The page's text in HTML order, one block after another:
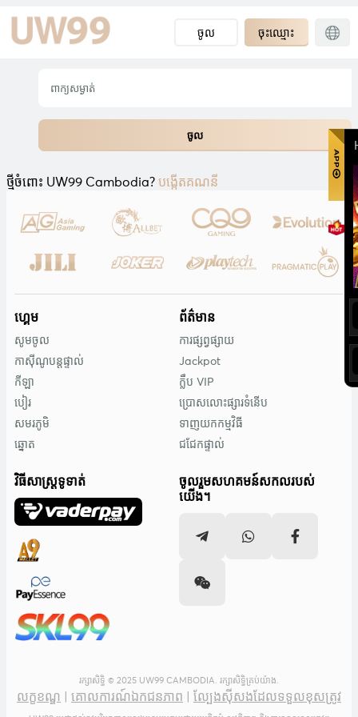
ចូល ចុះឈ្មោះ
ថ្មីចំពោះ UW99 Cambodia? បង្កើតគណនី
ហ្គេម
សូមចូល
កាស៊ីណូបន្តផ្ទាល់
កីឡា
បៀរ
សមរភូមិ
ឆ្នោត
ព័ត៌មាន
ការផ្សព្វផ្សាយ
Jackpot
ក្លឹប VIP
ប្រោសលោះផ្សារទំនើប
ទាញយកកម្មវិធី
ជជែកផ្ទាល់
វិធីសាស្រ្តទូទាត់
ចូលរួមសហគមន៍សកលរបស់
យើង។
រក្សាសិទ្ធិ © 2025 UW99 CAMBODIA. រក្សាសិទ្ធិគ្រប់យ៉ាង.
លក្ខខណ្ឌ គោលការណ៍ឯកជនភាព ល្បែងស៊ីសងដែលទទួលខុសត្រូវ